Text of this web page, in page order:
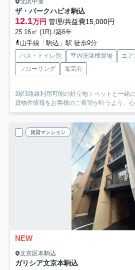
北区中里
ザ・パークハビオ駒込
12.1万円 管理/共益費15,000円
25.16㎡ (1R) /築6年
山手線「駒込」駅 徒歩9分
バス・トイレ別 室内洗濯機置場 エア
フローリング
電気有
3駅3路線利用可能の好立地！ペットと一緒に暮らせま
貸物件情報をお客様のご希望が叶うよう、
賃貸マンション
NEW
文京区本駒込
ガリシア文京本駒込